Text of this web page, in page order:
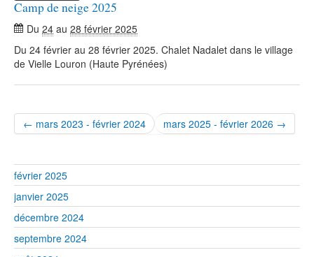
Camp de neige 2025
Du 24 au 28 février 2025
Du 24 février au 28 février 2025. Chalet Nadalet dans le village
de Vielle Louron (Haute Pyrénées)
← mars 2023 - février 2024 mars 2025 - février 2026 →
février 2025
janvier 2025
décembre 2024
septembre 2024